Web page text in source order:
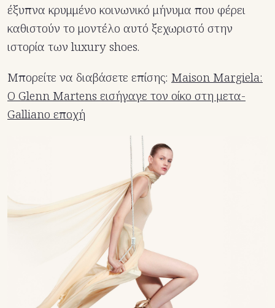
έξυπνα κρυμμένο κοινωνικό μήνυμα που φέρει
καθιστούν το μοντέλο αυτό ξεχωριστό στην
ιστορία των luxury shoes.
Μπορείτε να διαβάσετε επίσης: Maison Margiela:
O Glenn Martens εισήγαγε τον οίκο στη μετα-
Galliano εποχή